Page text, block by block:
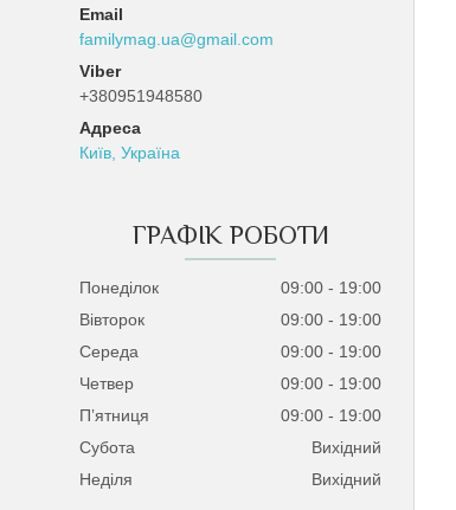
familymag.ua@gmail.com
+380951948580
Київ, Україна
ГРАФІК РОБОТИ
Понеділок 09:00
19:00
Вівторок
09:00
19:00
Середа
09:00
19:00
Четвер
09:00
19:00
Пʼятниця
09:00
19:00
Субота
Вихідний
Неділя
Вихідний